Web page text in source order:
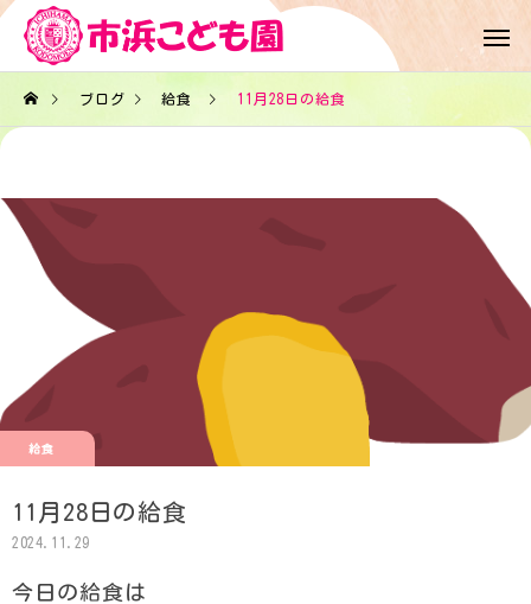
ブログ 給食 11月28日の給食
給食
11月28日の給食
2024.11.29
今日の給食は